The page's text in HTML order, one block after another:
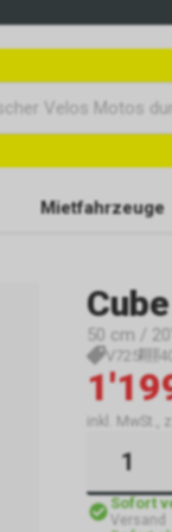
Mietfahrzeuge
Cube
50 cm /
V725
inkl. MwSt.,
Sofort
Versand